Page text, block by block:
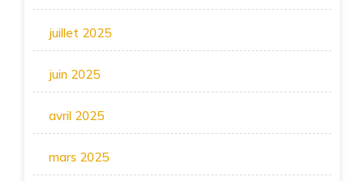
juillet 2025
juin 2025
avril 2025
mars 2025